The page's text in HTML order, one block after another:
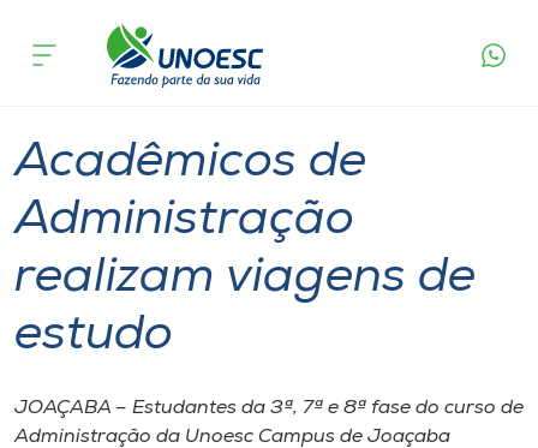
Cursos
Pesquisa
Atendimento ao Estudante
Portal de Ensino
A
acontece
Acadêmicos de
Administração
realizam viagens de
estudo
JOAÇABA – Estudantes da 3ª, 7ª e 8ª fase do curso de
Administração da Unoesc Campus de Joaçaba